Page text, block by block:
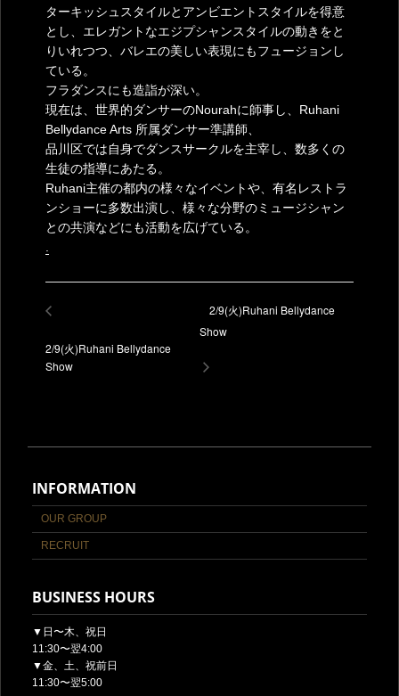
ターキッシュスタイルとアンビエントスタイルを得意
とし、エレガントなエジプシャンスタイルの動きをと
りいれつつ、バレエの美しい表現にもフュージョンし
ている。
フラダンスにも造詣が深い。
現在は、世界的ダンサーのNourahに師事し、Ruhani
Bellydance Arts 所属ダンサー準講師、
品川区では自身でダンスサークルを主宰し、数多くの
生徒の指導にあたる。
Ruhani主催の都内の様々なイベントや、有名レストラ
ンショーに多数出演し、様々な分野のミュージシャン
との共演などにも活動を広げている。
2/9(火)Ruhani Bellydance
Show
2/9(火)Ruhani Bellydance
Show
INFORMATION
OUR GROUP
RECRUIT
BUSINESS HOURS
▼日〜木、祝日
11:30〜翌4:00
▼金、土、祝前日
11:30〜翌5:00